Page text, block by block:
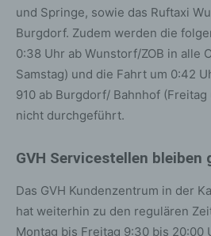
und Springe, sowie das Ruftaxi
Burgdorf. Zudem werden die
0:38 Uhr ab Wunstorf/ZOB in alle
Samstag) und die Fahrt um 0:42
910 ab Burgdorf/ Bahnhof
nicht durchgeführt.
GVH Servicestellen bleiben
Das GVH Kundenzentrum in der
hat weiterhin zu den regulären
Montag bis Freitag 9:30 bis 20:00